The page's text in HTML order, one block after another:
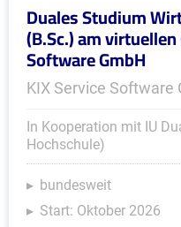
Duales Studium
(B.Sc.) am
Software GmbH
KIX Service Software
In Kooperation mit IU
Hochschule)
bundesweit
Start: Oktober 2026